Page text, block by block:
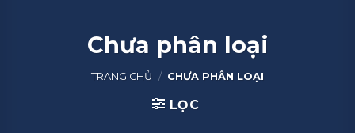
Chưa phân loại
TRANG CHỦ / CHƯA PHÂN LOẠI
LỌC